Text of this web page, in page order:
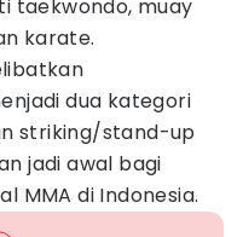
taekwondo, muay
karate.
dua kategori
striking/stand-up
jadi awal bagi
MMA di Indonesia.